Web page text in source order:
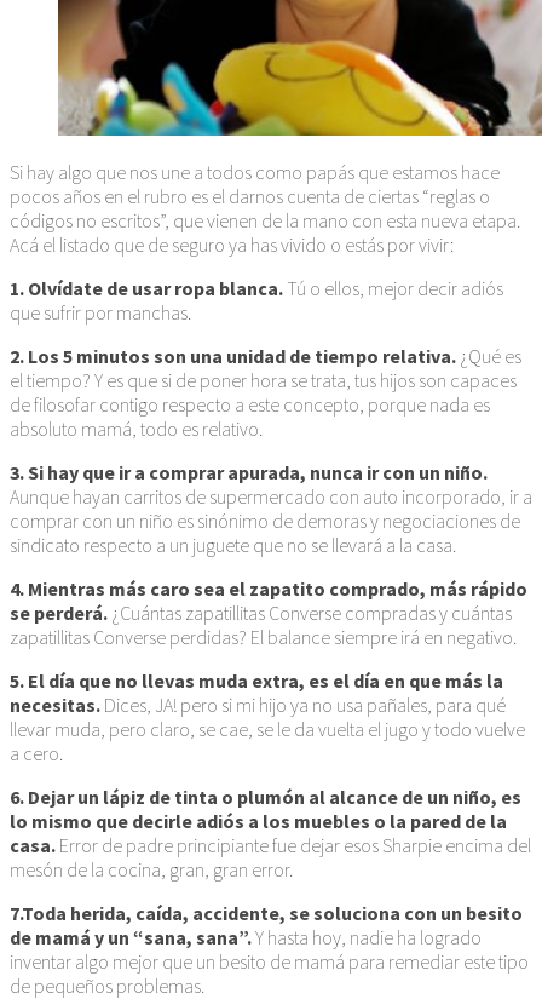
Si hay algo que nos une a todos como papás que estamos hace
pocos años en el rubro es el darnos cuenta de ciertas “reglas o
códigos no escritos”, que vienen de la mano con esta nueva etapa.
Acá el listado que de seguro ya has vivido o estás por vivir:
1. Olvídate de usar ropa blanca. Tú o ellos, mejor decir adiós
que sufrir por manchas.
2. Los 5 minutos son una unidad de tiempo relativa. ¿Qué es
el tiempo? Y es que si de poner hora se trata, tus hijos son capaces
de filosofar contigo respecto a este concepto, porque nada es
absoluto mamá, todo es relativo.
3. Si hay que ir a comprar apurada, nunca ir con un niño.
Aunque hayan carritos de supermercado con auto incorporado, ir a
comprar con un niño es sinónimo de demoras y negociaciones de
sindicato respecto a un juguete que no se llevará a la casa.
4. Mientras más caro sea el zapatito comprado, más rápido
se perderá. ¿Cuántas zapatillitas Converse compradas y cuántas
zapatillitas Converse perdidas? El balance siempre irá en negativo.
5. El día que no llevas muda extra, es el día en que más la
necesitas. Dices, JA! pero si mi hijo ya no usa pañales, para qué
llevar muda, pero claro, se cae, se le da vuelta el jugo y todo vuelve
a cero.
6. Dejar un lápiz de tinta o plumón al alcance de un niño, es
lo mismo que decirle adiós a los muebles o la pared de la
casa. Error de padre principiante fue dejar esos Sharpie encima del
mesón de la cocina, gran, gran error.
7.Toda herida, caída, accidente, se soluciona con un besito
de mamá y un “sana, sana”.Y hasta hoy, nadie ha logrado
inventar algo mejor que un besito de mamá para remediar este tipo
de pequeños problemas.